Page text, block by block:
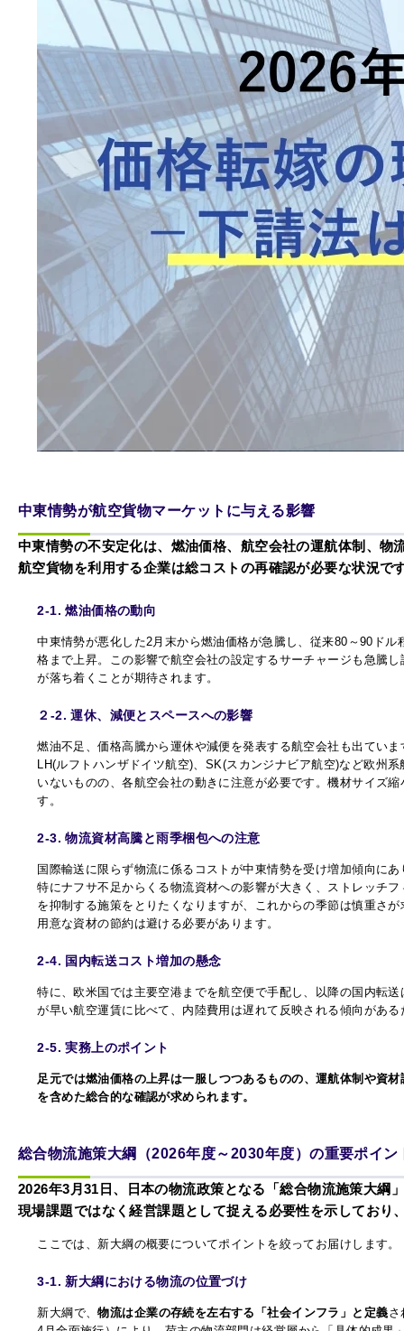
中東情勢が航空貨物マーケットに与える影響
中東情勢の不安定化は、燃油価格、航空会社の運航体制、
航空貨物を利用する企業は総コストの再確認が必要な状況で
2-1. 燃油価格の動向
中東情勢が悪化した2月末から燃油価格が急騰し、従来80～90ド
格まで上昇。この影響で航空会社の設定するサーチャージも急騰
が落ち着くことが期待されます。
２-2. 運休、減便とスペースへの影響
燃油不足、価格高騰から運休や減便を発表する航空会社も出ていま
LH(ルフトハンザドイツ航空)、SK(スカンジナビア航空)など欧州
いないものの、各航空会社の動きに注意が必要です。機材サイズ
す。
2-3. 物流資材高騰と雨季梱包への注意
国際輸送に限らず物流に係るコストが中東情勢を受け増加傾向にあ
特にナフサ不足からくる物流資材への影響が大きく、ストレッチ
を抑制する施策をとりたくなりますが、これからの季節は慎重さ
用意な資材の節約は避ける必要があります。
2-4. 国内転送コスト増加の懸念
特に、欧米国では主要空港までを航空便で手配し、以降の国内転
が早い航空運賃に比べて、内陸費用は遅れて反映される傾向があ
2-5. 実務上のポイント
足元では燃油価格の上昇は一服しつつあるものの、運航体制や資
を含めた総合的な確認が求められます。
総合物流施策大綱（2026年度～2030年度）の重要ポイン
2026年3月31日、日本の物流政策となる「総合物流施策大綱
現場課題ではなく経営課題として捉える必要性を示しており
ここでは、新大綱の概要についてポイントを絞ってお届けします。
3-1. 新大綱における物流の位置づけ
新大綱で、物流は企業の存続を左右する「社会インフラ」と定義さ